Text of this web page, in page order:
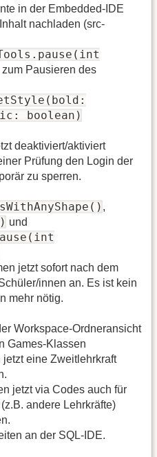
in der Embedded-IDE
nachladen (src-
zum Pausieren des
boolean)
deaktiviert/aktiviert
Prüfung den Login der
zu sperren.
,
und
jetzt sofort nach dem
innen an. Es ist kein
mehr nötig.
Workspace-Ordneransicht
Games-Klassen
eine Zweitlehrkraft
jetzt via Codes auch für
andere Lehrkräfte)
an der SQL-IDE.